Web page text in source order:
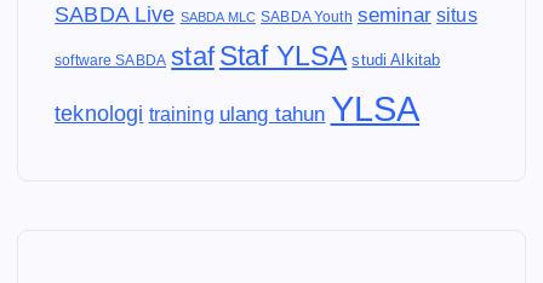
SABDA Live SABDA MLC SABDA Youth seminar situs
software SABDA staf Staf YLSA studi Alkitab
teknologi training ulang tahun YLSA